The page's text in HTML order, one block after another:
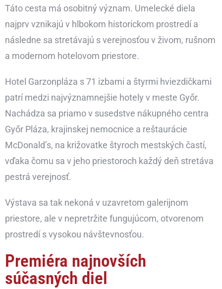
Táto cesta má osobitný význam. Umelecké diela
najprv vznikajú v hlbokom historickom prostredí a
následne sa stretávajú s verejnosťou v živom, rušnom
a modernom hotelovom priestore.
Hotel Garzonpláza s 71 izbami a štyrmi hviezdičkami
patrí medzi najvýznamnejšie hotely v meste Győr.
Nachádza sa priamo v susedstve nákupného centra
Győr Pláza, krajinskej nemocnice a reštaurácie
McDonald’s, na križovatke štyroch mestských častí,
vďaka čomu sa v jeho priestoroch každý deň stretáva
pestrá verejnosť.
Výstava sa tak nekoná v uzavretom galerijnom
priestore, ale v nepretržite fungujúcom, otvorenom
prostredí s vysokou návštevnosťou.
Premiéra najnovších
súčasných diel